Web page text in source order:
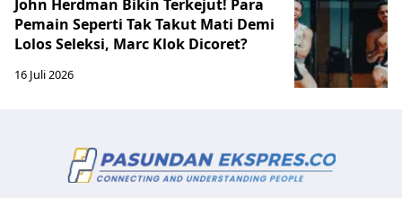
John Herdman Bikin Terkejut! Para
Pemain Seperti Tak Takut Mati Demi
Lolos Seleksi, Marc Klok Dicoret?
16 Juli 2026